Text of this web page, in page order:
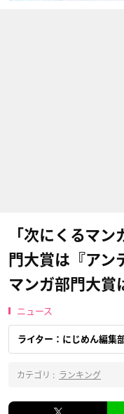
「次にくるマ
門大賞は『アン
マンガ部門大賞
ニュース
ライター：にじめん編集
カテゴリ : ランキング